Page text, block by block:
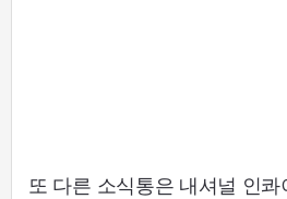
또 다른 소식통은 내셔널 인